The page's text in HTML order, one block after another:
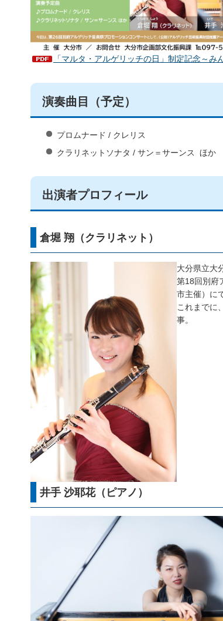
「マルタ・アルゲリッチの日」制定記念～
演奏曲目（予定）
プロムナード / クレリス
クラリネットソナタ / サン＝サーンス ほか
出演者プロフィール
倉堀 翔（クラリネット）
大分県立大
第18回別府
市主催）に
これまでに
事。
井手 沙耶花（ピアノ）